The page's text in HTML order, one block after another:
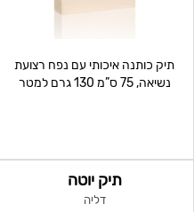
תיק כותנה איכותי עם נפח רצועת
נשיאה, 75 ס”מ 130 גרם למטר
תיק יוטה
דליה